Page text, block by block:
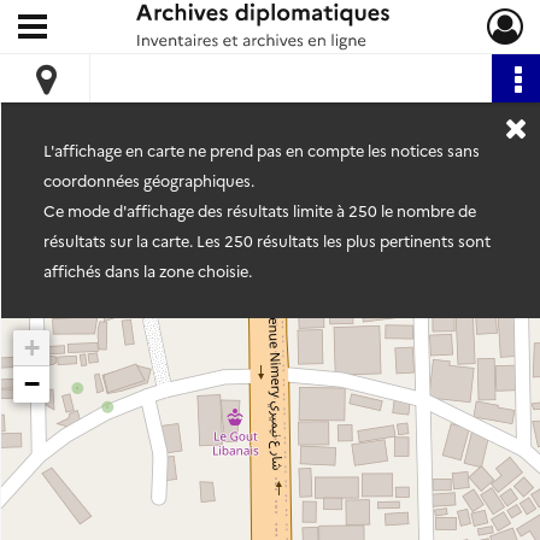
Archives diplomatiques
Ouvrir le menu déroulant
L'affichage en carte ne prend pas en compte les notices sans
coordonnées géographiques.
Ce mode d'affichage des résultats limite à 250 le nombre de
résultats sur la carte. Les 250 résultats les plus pertinents sont
affichés dans la zone choisie.
+
−